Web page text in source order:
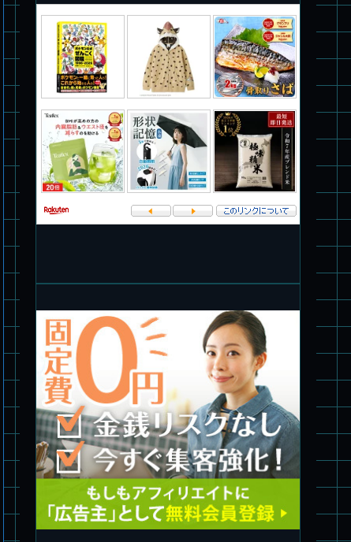
パチ組塗装★バンダイ HG スコープドッグ拡張セット3～5
ブルーティッシュドッグ &
スコープドッグ サンサ戦 リーマン少佐機
旧キット制作★バンダイ 1/144 ドラグナー3型
パチ組塗装★バンダイ HG バーグラリードッグ